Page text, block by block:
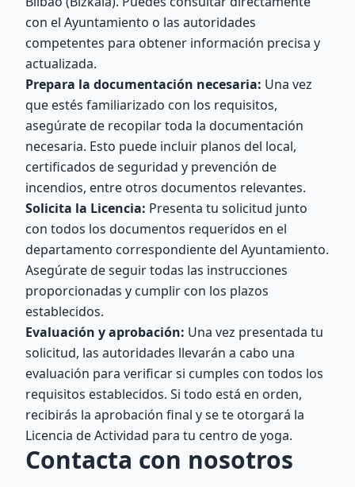
con el Ayuntamiento o las autoridades
competentes para obtener información precisa y
actualizada.
Prepara la documentación necesaria: Una vez
que estés familiarizado con los requisitos,
asegúrate de recopilar toda la documentación
necesaria. Esto puede incluir planos del local,
certificados de seguridad y prevención de
incendios, entre otros documentos relevantes.
Solicita la Licencia: Presenta tu solicitud junto
con todos los documentos requeridos en el
departamento correspondiente del Ayuntamiento.
Asegúrate de seguir todas las instrucciones
proporcionadas y cumplir con los plazos
establecidos.
Evaluación y aprobación: Una vez presentada tu
solicitud, las autoridades llevarán a cabo una
evaluación para verificar si cumples con todos los
requisitos establecidos. Si todo está en orden,
recibirás la aprobación final y se te otorgará la
Licencia de Actividad para tu centro de yoga.
Contacta con nosotros